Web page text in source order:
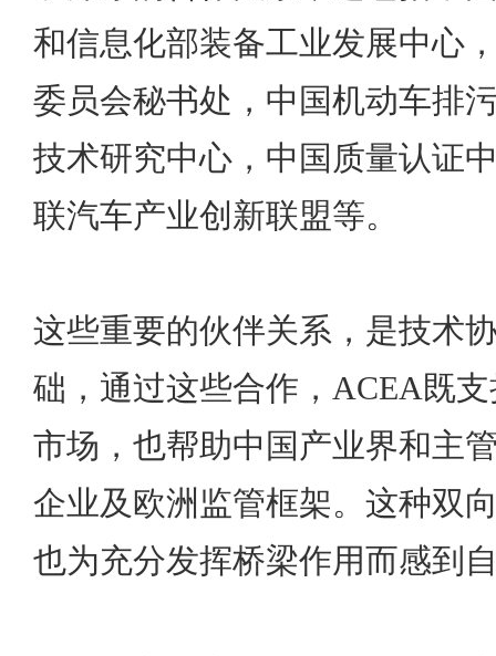
和信息化部装备工业发展中心
委员会秘书处，中国机动车排
技术研究中心，中国质量认证
联汽车产业创新联盟等。
这些重要的伙伴关系，是技术
础，通过这些合作，ACEA既
市场，也帮助中国产业界和主
企业及欧洲监管框架。这种双
也为充分发挥桥梁作用而感到